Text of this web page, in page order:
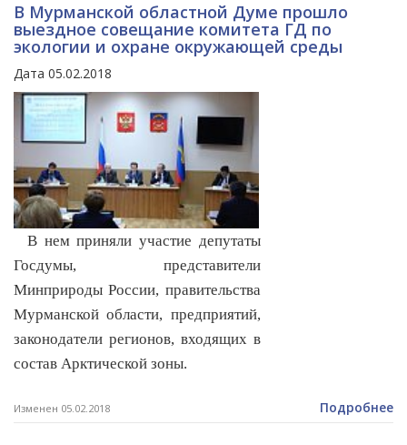
В Мурманской областной Думе прошло
выездное совещание комитета ГД по
экологии и охране окружающей среды
Дата 05.02.2018
В нем приняли участие депутаты
Госдумы, представители
Минприроды России, правительства
Мурманской области, предприятий,
законодатели регионов, входящих в
состав Арктической зоны.
Изменен 05.02.2018 Подробнее